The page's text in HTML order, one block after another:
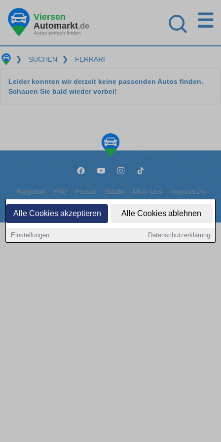
Alle Cookies akzeptieren Alle Cookies ablehnen
Einstellungen Datenschutzerklärung
Viersen
Automarkt.de
Autos einfach finden
☰
❯ SUCHEN ❯ FERRARI
Leider konnten wir derzeit keine passenden Autos finden.
Schauen Sie bald wieder vorbei!
Ratgeber FAQ Presse Städte Über Uns Impressum
Datenschutz Cookies
Copyright © 2000 - 2026 | 1A Infosysteme GmbH | Content by: 1a-sites-autos